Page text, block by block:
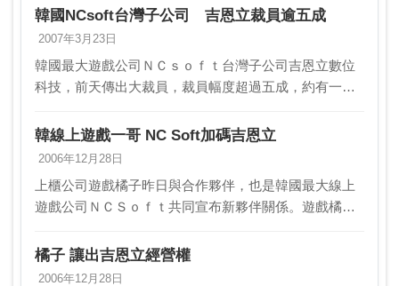
為何遊戲橘子獨獨只針對ＹＮＫ採取激烈行動？遊戲橘
子的韓…
韓國NCsoft台灣子公司 吉恩立裁員逾五成
2007年3月23日
韓國最大遊戲公司ＮＣｓｏｆｔ台灣子公司吉恩立數位
科技，前天傳出大裁員，裁員幅度超過五成，約有一百
番大手筆瘦身縮編的原因為減少虧損。該公司已經長達
一年的…
韓線上遊戲一哥 NC Soft加碼吉恩立
2006年12月28日
上櫃公司遊戲橘子昨日與合作夥伴，也是韓國最大線上
遊戲公司ＮＣＳｏｆｔ共同宣布新夥伴關係。遊戲橘子
出雙方在台灣合資公司吉恩立數位科技的經營。ＮＣ
Ｓｏｆ…
橘子 讓出吉恩立經營權
2006年12月28日